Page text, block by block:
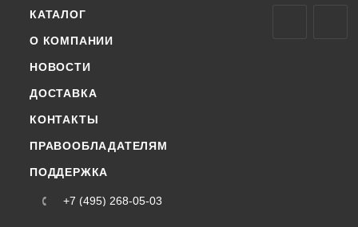
КАТАЛОГ
О КОМПАНИИ
НОВОСТИ
ДОСТАВКА
КОНТАКТЫ
ПРАВООБЛАДАТЕЛЯМ
ПОДДЕРЖКА
+7 (495) 268-05-03